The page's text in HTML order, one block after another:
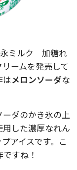
永ミルク 加糖れ
ームを発売して
はメロンソーダな
ダのかき氷の上
した濃厚なれん
アイスです。こ
すね！